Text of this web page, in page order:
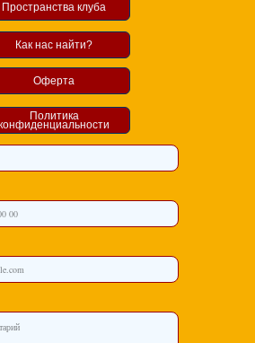
Как нас найти?
Пространства клуба
Оферта
Политика